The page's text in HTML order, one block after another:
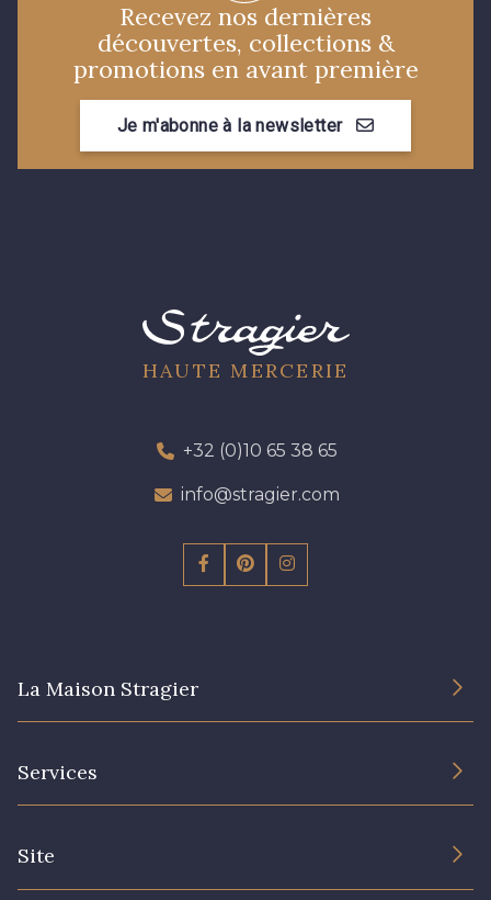
Recevez nos dernières
découvertes, collections &
promotions en avant première
Je m'abonne à la newsletter
HAUTE MERCERIE
+32 (0)10 65 38 65
info@stragier.com
La Maison Stragier
Services
Site